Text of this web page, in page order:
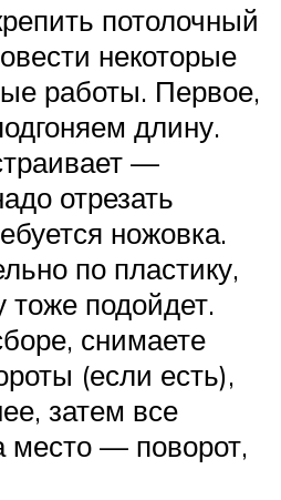
потолочный
некоторые
работы. Первое,
длину.
—
отрезать
ножовка.
по пластику,
тоже подойдет.
снимаете
(если есть),
затем все
место — поворот,